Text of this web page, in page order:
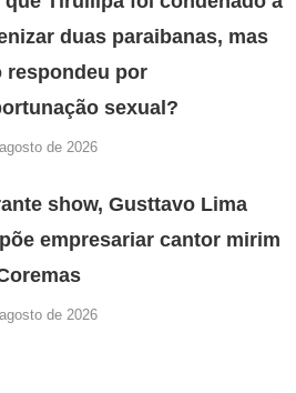
duas paraibanas, mas
respondeu por
sexual?
de 2026
show, Gusttavo Lima
empresariar cantor mirim
de 2026